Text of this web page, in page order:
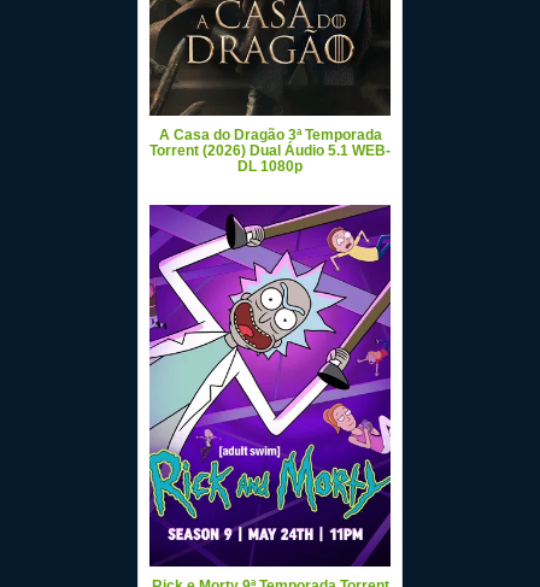
A Casa do Dragão 3ª Temporada
Torrent (2026) Dual Áudio 5.1 WEB-
DL 1080p